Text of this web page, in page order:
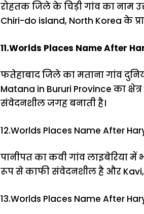
रोहतक जिले के चिड़ी गांव का नाम
Chiri-do island, North Korea के
11.Worlds Places Name After
फतेहाबाद जिले का मताना गांव
Matana in Bururi Province का
संवेदनशील जगह बनाती है।
12.Worlds Places Name After
पानीपत का कवी गांव लाइबेरिया में
रूप से काफी संवेदनशील है और
13.Worlds Places Name After